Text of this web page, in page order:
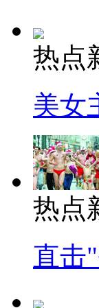
热点
美女
热点
直击